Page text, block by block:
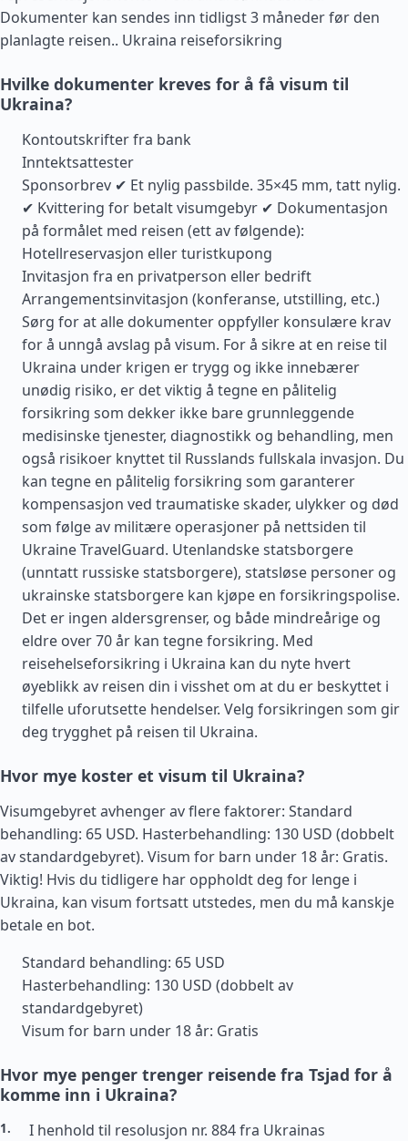
Dokumenter kan sendes inn tidligst 3 måneder før den
planlagte reisen.. Ukraina reiseforsikring
Hvilke dokumenter kreves for å få visum til
Ukraina?
Kontoutskrifter fra bank
Inntektsattester
Sponsorbrev ✔ Et nylig passbilde. 35×45 mm, tatt nylig.
✔ Kvittering for betalt visumgebyr ✔ Dokumentasjon
på formålet med reisen (ett av følgende):
Hotellreservasjon eller turistkupong
Invitasjon fra en privatperson eller bedrift
Arrangementsinvitasjon (konferanse, utstilling, etc.)
Sørg for at alle dokumenter oppfyller konsulære krav
for å unngå avslag på visum. For å sikre at en reise til
Ukraina under krigen er trygg og ikke innebærer
unødig risiko, er det viktig å tegne en pålitelig
forsikring som dekker ikke bare grunnleggende
medisinske tjenester, diagnostikk og behandling, men
også risikoer knyttet til Russlands fullskala invasjon. Du
kan tegne en pålitelig forsikring som garanterer
kompensasjon ved traumatiske skader, ulykker og død
som følge av militære operasjoner på nettsiden til
Ukraine TravelGuard. Utenlandske statsborgere
(unntatt russiske statsborgere), statsløse personer og
ukrainske statsborgere kan kjøpe en forsikringspolise.
Det er ingen aldersgrenser, og både mindreårige og
eldre over 70 år kan tegne forsikring. Med
reisehelseforsikring i Ukraina kan du nyte hvert
øyeblikk av reisen din i visshet om at du er beskyttet i
tilfelle uforutsette hendelser. Velg forsikringen som gir
deg trygghet på reisen til Ukraina.
Hvor mye koster et visum til Ukraina?
Visumgebyret avhenger av flere faktorer: Standard
behandling: 65 USD. Hasterbehandling: 130 USD (dobbelt
av standardgebyret). Visum for barn under 18 år: Gratis.
Viktig! Hvis du tidligere har oppholdt deg for lenge i
Ukraina, kan visum fortsatt utstedes, men du må kanskje
betale en bot.
Standard behandling: 65 USD
Hasterbehandling: 130 USD (dobbelt av
standardgebyret)
Visum for barn under 18 år: Gratis
Hvor mye penger trenger reisende fra Tsjad for å
komme inn i Ukraina?
I henhold til resolusjon nr. 884 fra Ukrainas